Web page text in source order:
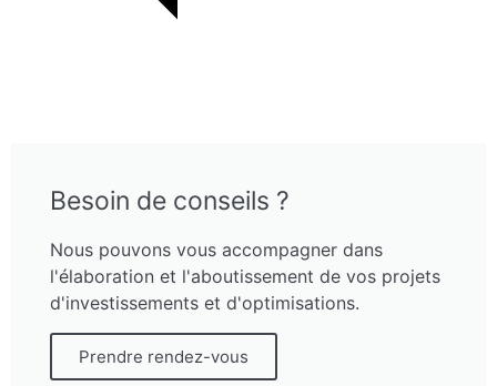
Besoin de conseils ?
Nous pouvons vous accompagner dans
l'élaboration et l'aboutissement de vos projets
d'investissements et d'optimisations.
Prendre rendez-vous